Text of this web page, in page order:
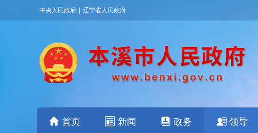
中央人民政府 辽宁省人民政府
首页 新闻 政务 领导